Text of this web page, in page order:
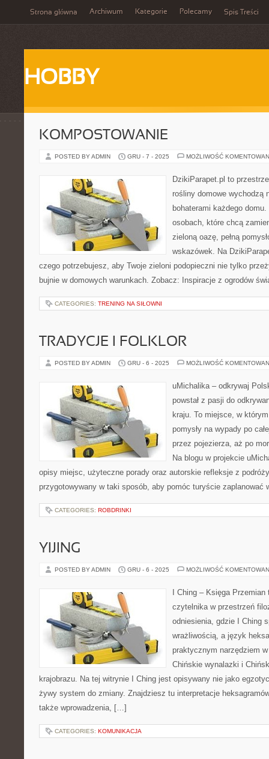
Strona główna Archiwum Kategorie Polecamy Spis Treści
HOBBY
KOMPOSTOWANIE
POSTED BY ADMIN GRU - 7 - 2025 MOŻLIWOŚĆ
DzikiParapet.pl to
rośliny domowe wychodzą
bohaterami każdego
osobach, które chcą
zieloną oazę, pełną
wskazówek. Na
czego potrzebujesz, aby Twoje zieloni podopieczni nie tylko
bujnie w domowych warunkach. Zobacz: Inspiracje z ogrodów
CATEGORIES: TRENING NA SIŁOWNI
TRADYCJE I FOLKLOR
POSTED BY ADMIN GRU - 6 - 2025 MOŻLIWOŚĆ
uMichalika – odkrywaj
powstał z pasji do
kraju. To miejsce, w
pomysły na wypady po
przez pojezierza, aż po
Na blogu w projekcie
opisy miejsc, użyteczne porady oraz autorskie refleksje z
przygotowywany w taki sposób, aby pomóc turyście zaplanować
CATEGORIES: ROBDRINKI
YIJING
POSTED BY ADMIN GRU - 6 - 2025 MOŻLIWOŚĆ
I Ching – Księga
czytelnika w przestrzeń
odniesienia, gdzie I Ching
wrażliwością, a język
praktycznym narzędziem
Chińskie wynalazki i
krajobrazu. Na tej witrynie I Ching jest opisywany nie jako
żywy system do zmiany. Znajdziesz tu interpretacje
także wprowadzenia, […]
CATEGORIES: KOMUNIKACJA